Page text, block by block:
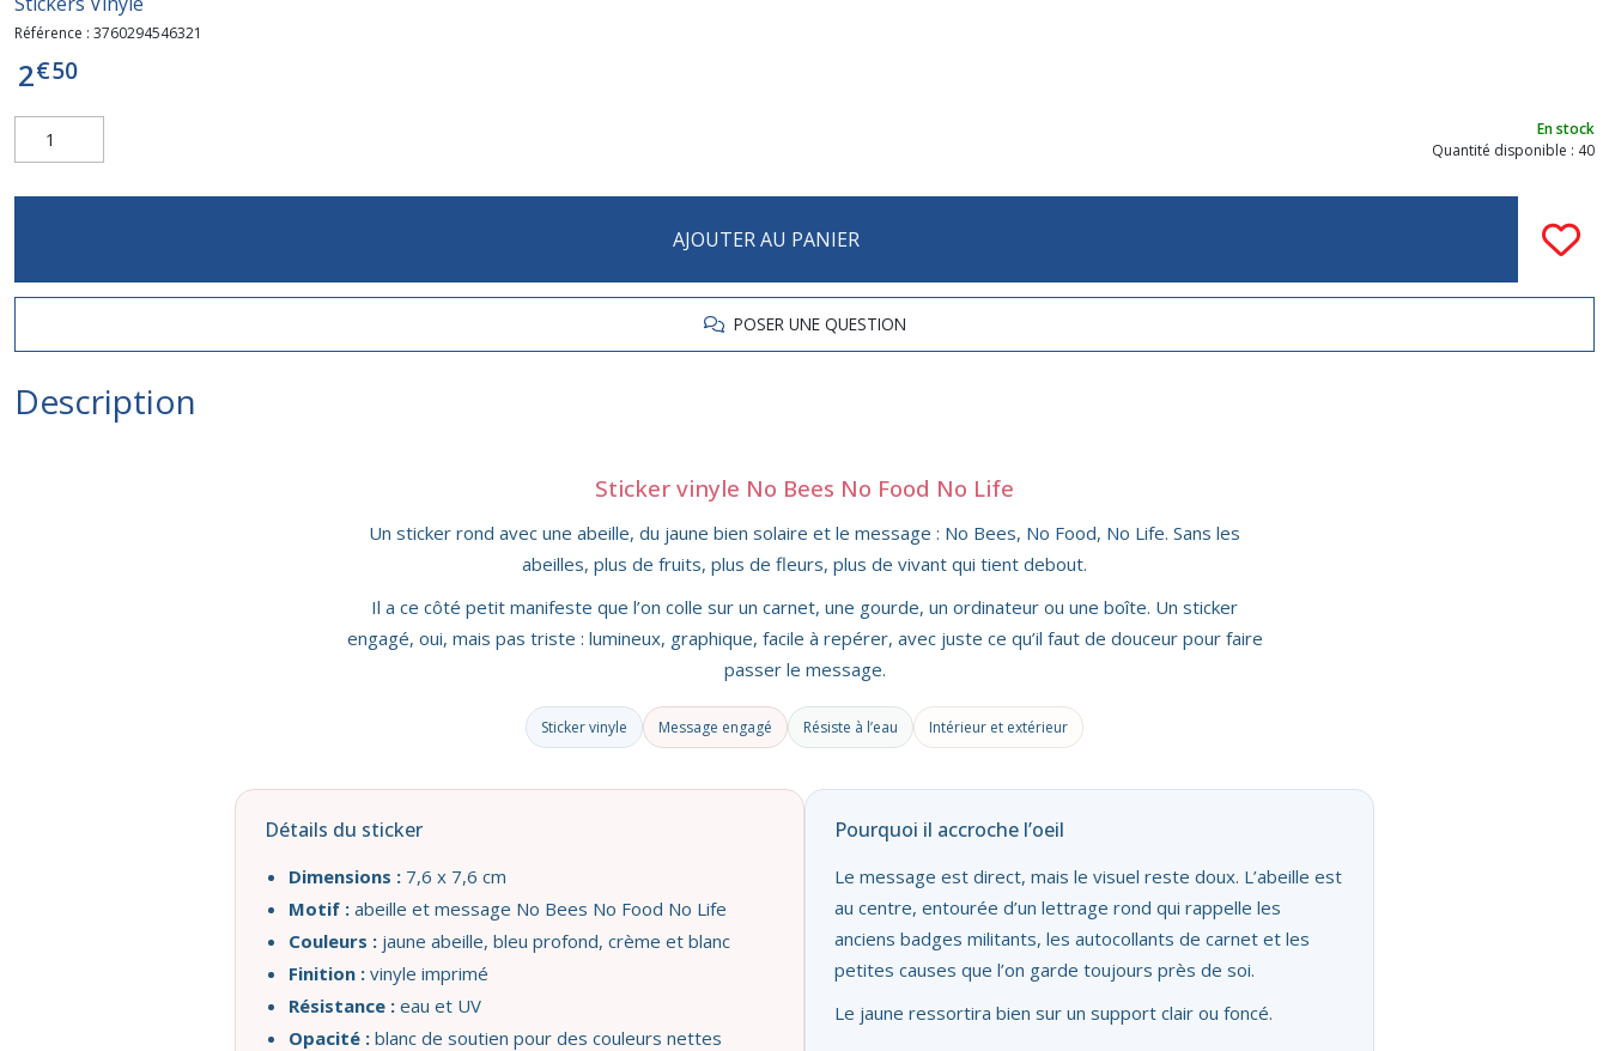
Référence : 3760294546321
2€50
En stock
Quantité disponible : 40
AJOUTER AU PANIER
POSER UNE QUESTION
Description
Sticker vinyle No Bees No Food No Life
Un sticker rond avec une abeille, du jaune bien solaire et le message : No Bees, No Food, No Life. Sans les
abeilles, plus de fruits, plus de fleurs, plus de vivant qui tient debout.
Il a ce côté petit manifeste que l’on colle sur un carnet, une gourde, un ordinateur ou une boîte. Un sticker
engagé, oui, mais pas triste : lumineux, graphique, facile à repérer, avec juste ce qu’il faut de douceur pour faire
passer le message.
Sticker vinyle Message engagé Résiste à l’eau Intérieur et extérieur
Détails du sticker
Dimensions : 7,6 x 7,6 cm
Motif : abeille et message No Bees No Food No Life
Couleurs : jaune abeille, bleu profond, crème et blanc
Finition : vinyle imprimé
Résistance : eau et UV
Opacité : blanc de soutien pour des couleurs nettes
Pourquoi il accroche l’oeil
Le message est direct, mais le visuel reste doux. L’abeille est
au centre, entourée d’un lettrage rond qui rappelle les
anciens badges militants, les autocollants de carnet et les
petites causes que l’on garde toujours près de soi.
Le jaune ressortira bien sur un support clair ou foncé.